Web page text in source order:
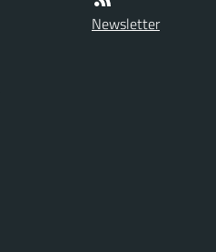
Newsletter